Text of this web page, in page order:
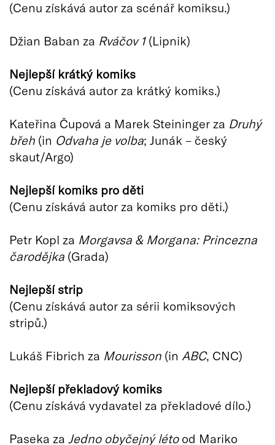
(Cenu získává autor za scénář komiksu.)
Džian Baban za Rváčov 1 (Lipnik)
Nejlepší krátký komiks
(Cenu získává autor za krátký komiks.)
Kateřina Čupová a Marek Steininger za Druhý
břeh (in Odvaha je volba; Junák – český
skaut/Argo)
Nejlepší komiks pro děti
(Cenu získává autor za komiks pro děti.)
Petr Kopl za Morgavsa & Morgana: Princezna
čarodějka (Grada)
Nejlepší strip
(Cenu získává autor za sérii komiksových
stripů.)
Lukáš Fibrich za Mourisson (in ABC, CNC)
Nejlepší překladový komiks
(Cenu získává vydavatel za překladové dílo.)
Paseka za Jedno obyčejný létood Mariko